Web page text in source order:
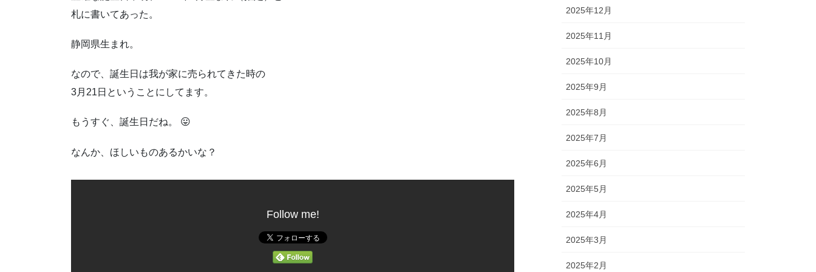
札に書いてあった。
静岡県生まれ。
なので、誕生日は我が家に売られてきた時の
3月21日ということにしてます。
もうすぐ、誕生日だね。 😛
なんか、ほしいものあるかいな？
Follow me!
2025年12月
2025年11月
2025年10月
2025年9月
2025年8月
2025年7月
2025年6月
2025年5月
2025年4月
2025年3月
2025年2月